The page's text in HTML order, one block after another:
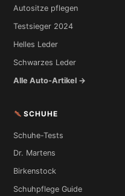
Autositze pflegen
Testsieger 2024
Helles Leder
Schwarzes Leder
Alle Auto-Artikel →
SCHUHE
Schuhe-Tests
Dr. Martens
Birkenstock
Schuhpflege Guide